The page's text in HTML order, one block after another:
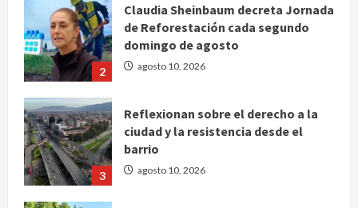
2
Claudia Sheinbaum decreta Jornada
de Reforestación cada segundo
domingo de agosto
agosto 10, 2026
3
Reflexionan sobre el derecho a la
ciudad y la resistencia desde el
barrio
agosto 10, 2026